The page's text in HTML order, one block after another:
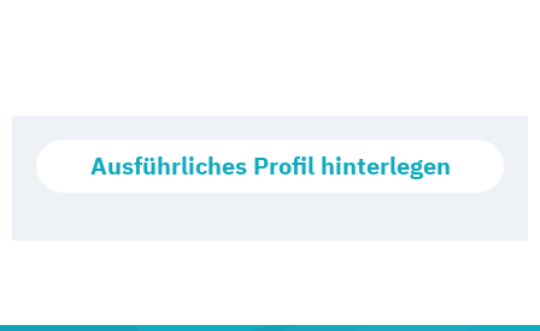
Ausführliches Profil hinterlegen